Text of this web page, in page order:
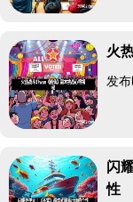
火
发
闪
性